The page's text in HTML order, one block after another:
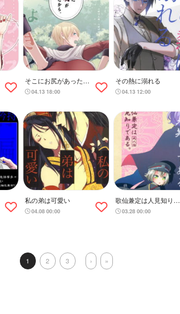
そこにお尻があったか
ら。04.13 18:00
その熱に溺れる
04.13 12:00
私の弟は可愛い
04.08 00:00
歌仙兼定は人見知りで
ある。
03.28 00:00
1 2 3 › »